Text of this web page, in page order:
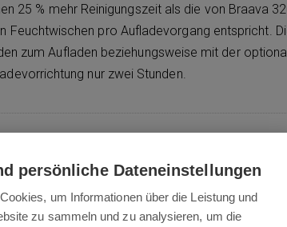
25 % mehr Reinigungszeit als die von Braava
Feuchtwischen pro Aufladevorgang entspricht.
zum Aufladen beziehungsweise mit der
nur zwei Stunden.
persönliche Dateneinstellungen
um Informationen über die Leistung und
zu sammeln und zu analysieren, um die